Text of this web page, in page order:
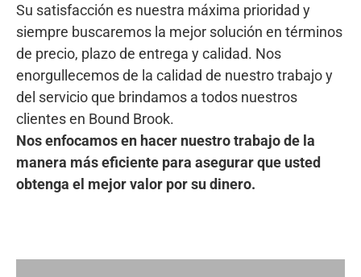
Su satisfacción es nuestra máxima prioridad y
siempre buscaremos la mejor solución en términos
de precio, plazo de entrega y calidad. Nos
enorgullecemos de la calidad de nuestro trabajo y
del servicio que brindamos a todos nuestros
clientes en Bound Brook.
Nos enfocamos en hacer nuestro trabajo de la
manera más eficiente para asegurar que usted
obtenga el mejor valor por su dinero.